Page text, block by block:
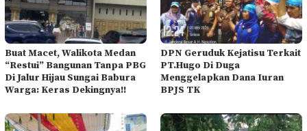
Buat Macet, Walikota Medan
“Restui” Bangunan Tanpa PBG
Di Jalur Hijau Sungai Babura
Warga: Keras Dekingnya!!
DPN Geruduk Kejatisu Terkait
PT.Hugo Di Duga
Menggelapkan Dana Iuran
BPJS TK